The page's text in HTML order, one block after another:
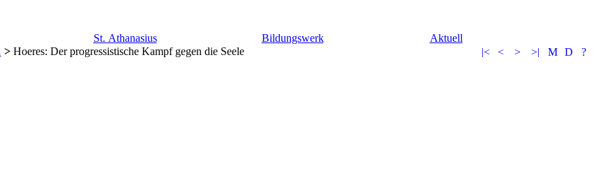
St. Athanasius Bildungswerk
Aktuell
>Hoeres: Der progressistische Kampf gegen die Seele